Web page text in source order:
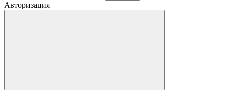
Авторизация